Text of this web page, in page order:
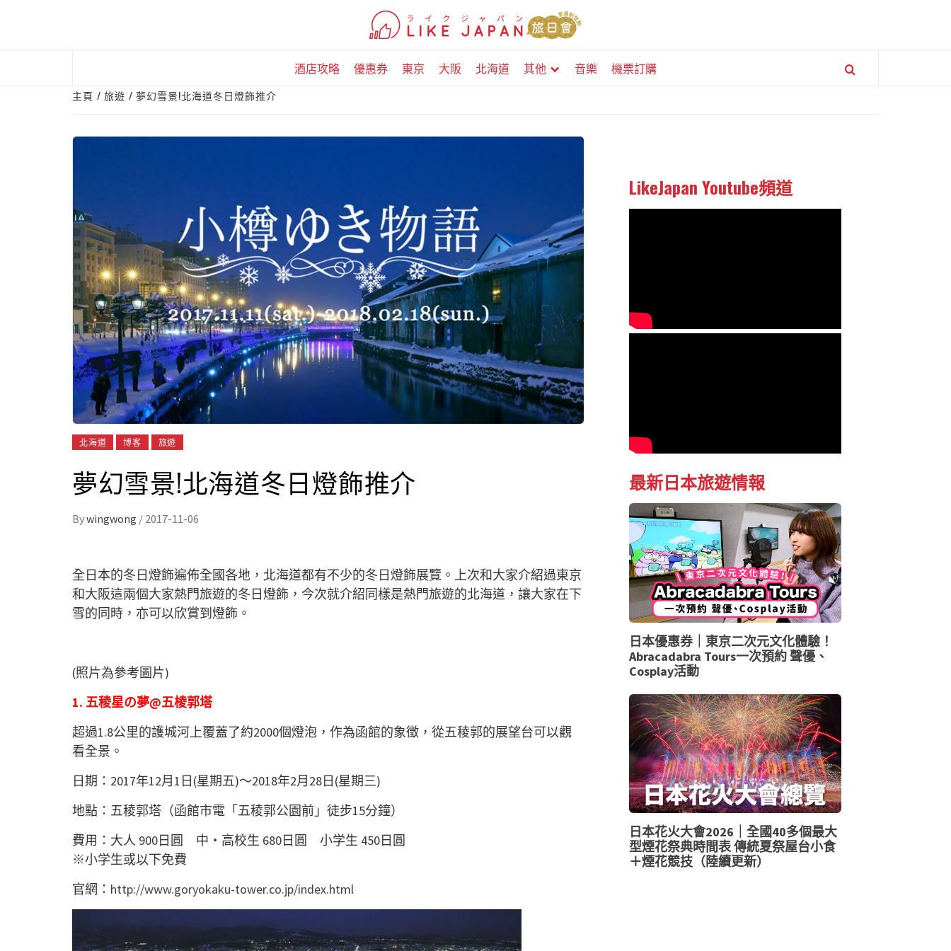
酒店攻略 優惠券 東京 大阪 北海道 其他 音樂 機票訂購
主頁 旅遊 夢幻雪景!北海道冬日燈飾推介
北海道 博客 旅遊
夢幻雪景!北海道冬日燈飾推介
Bywingwong / 2017-11-06
全日本的冬日燈飾遍佈全國各地，北海道都有不少的冬日燈飾展覽。上次和大家介紹過東京
和大阪這兩個大家熱門旅遊的冬日燈飾，今次就介紹同樣是熱門旅遊的北海道，讓大家在下
雪的同時，亦可以欣賞到燈飾。
(照片為參考圖片)
1. 五稜星の夢@五棱郭塔
超過1.8公里的護城河上覆蓋了約2000個燈泡，作為函館的象徵，從五稜郭的展望台可以觀
看全景。
日期：2017年12月1日(星期五)～2018年2月28日(星期三)
地點：五稜郭塔（函館市電「五稜郭公園前」徒步15分鐘）
費用：大人 900日圓 中・高校生 680日圓 小学生 450日圓
※小学生或以下免費
官網： http://www.goryokaku-tower.co.jp/index.html
LikeJapan Youtube頻道
最新日本旅遊情報
日本優惠券｜東京二次元文化體驗！
Abracadabra Tours一次預約 聲優、
Cosplay活動
日本花火大會2026｜全國40多個最大
型煙花祭典時間表 傳統夏祭屋台小食
＋煙花競技（陸續更新）